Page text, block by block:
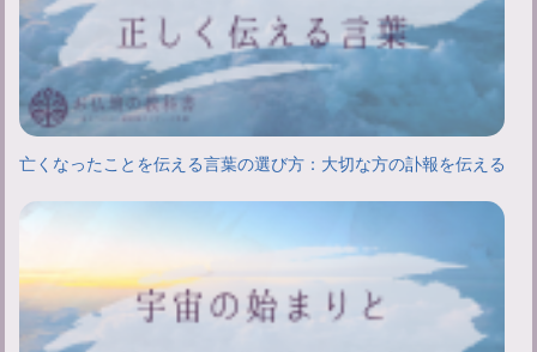
亡くなったことを伝える言葉の選び方：大切な方の訃報を伝える